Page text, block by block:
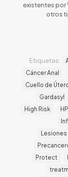
existentes por
otros
Etiquetas:
Cáncer Anal
Cuello de
Gardasyl
High Risk
Protect